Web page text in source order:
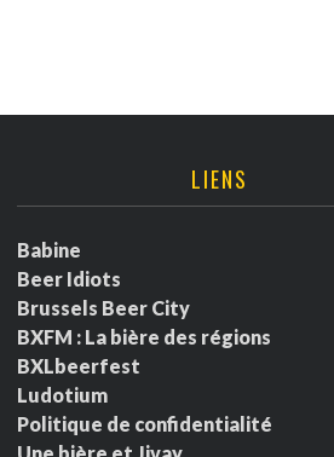
LIENS
Babine
Beer Idiots
Brussels Beer City
BXFM : La bière des régions
BXLbeerfest
Ludotium
Politique de confidentialité
Une bière et Jivay